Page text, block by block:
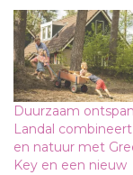
Duurzaam
Landal
en natuur met
Key en een nieuw